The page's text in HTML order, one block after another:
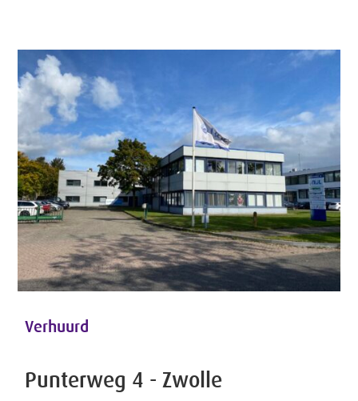
Verhuurd
Punterweg 4 - Zwolle